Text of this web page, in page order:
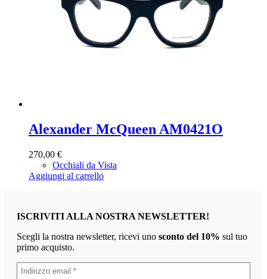
Alexander McQueen AM0421O
270,00 €
Occhiali da Vista
Aggiungi al carrello
ISCRIVITI ALLA NOSTRA NEWSLETTER!
Scegli la nostra newsletter, ricevi uno sconto del 10% sul tuo
primo acquisto.